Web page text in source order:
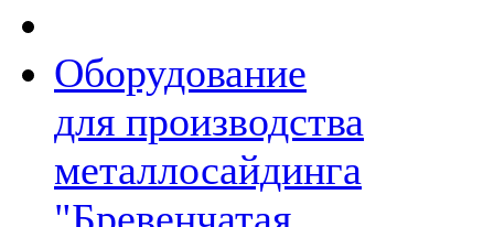
Оборудование
для производства
металлосайдинга